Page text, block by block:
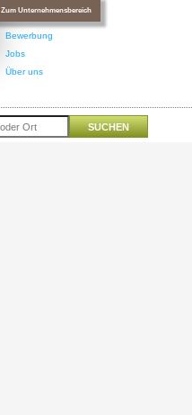
Zum Unternehmensbereich
Bewerbung
Jobs
Über uns